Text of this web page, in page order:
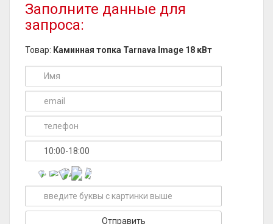
Заполните данные для
запроса:
Товар: Каминная топка Tarnava Image 18 кВт